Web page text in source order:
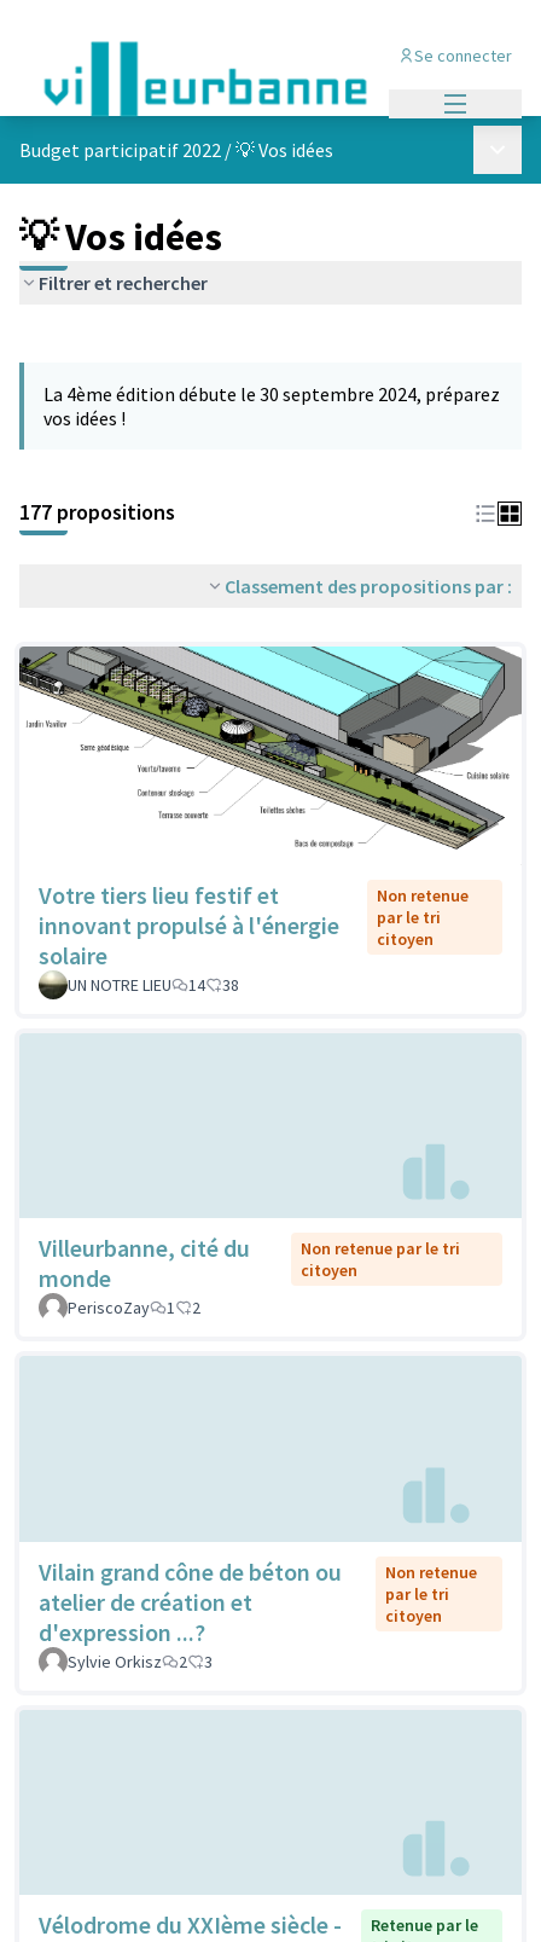
Se connecter
Budget participatif 2022 /💡 Vos idées
💡 Vos idées
Filtrer et rechercher
−
La 4ème édition débute le 30 septembre 2024, préparez
vos idées !
177 propositions
Classement des propositions par :
Votre tiers lieu festif et
innovant propulsé à l'énergie
solaire
Non retenue
par le tri
citoyen
UN NOTRE LIEU 14 38
Villeurbanne, cité du
monde
Non retenue par le tri
citoyen
PeriscoZay
1 2
Vilain grand cône de béton ou
atelier de création et
d'expression ...?
Non retenue
par le tri
citoyen
Sylvie Orkisz 2 3
Vélodrome du XXIème siècle -
Retenue par le